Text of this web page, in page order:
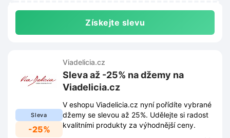
Získejte slevu
Sleva
-25%
Viadelicia.cz
Sleva až -25% na džemy na
Viadelicia.cz
V eshopu Viadelicia.cz nyní pořídíte vybrané
džemy se slevou až 25%. Udělejte si radost
kvalitními produkty za výhodnější ceny.